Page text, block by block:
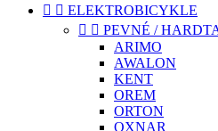
  ELEKTROBICYKLE
  PEVNÉ /
ARIMO
AWALON
KENT
OREM
ORTON
OXNAR